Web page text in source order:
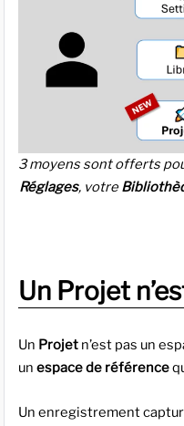
3 moyens sont offerts
Réglages, votre
Un Projet
Un Projetn’est pas un
un espace de référence
Un enregistrement